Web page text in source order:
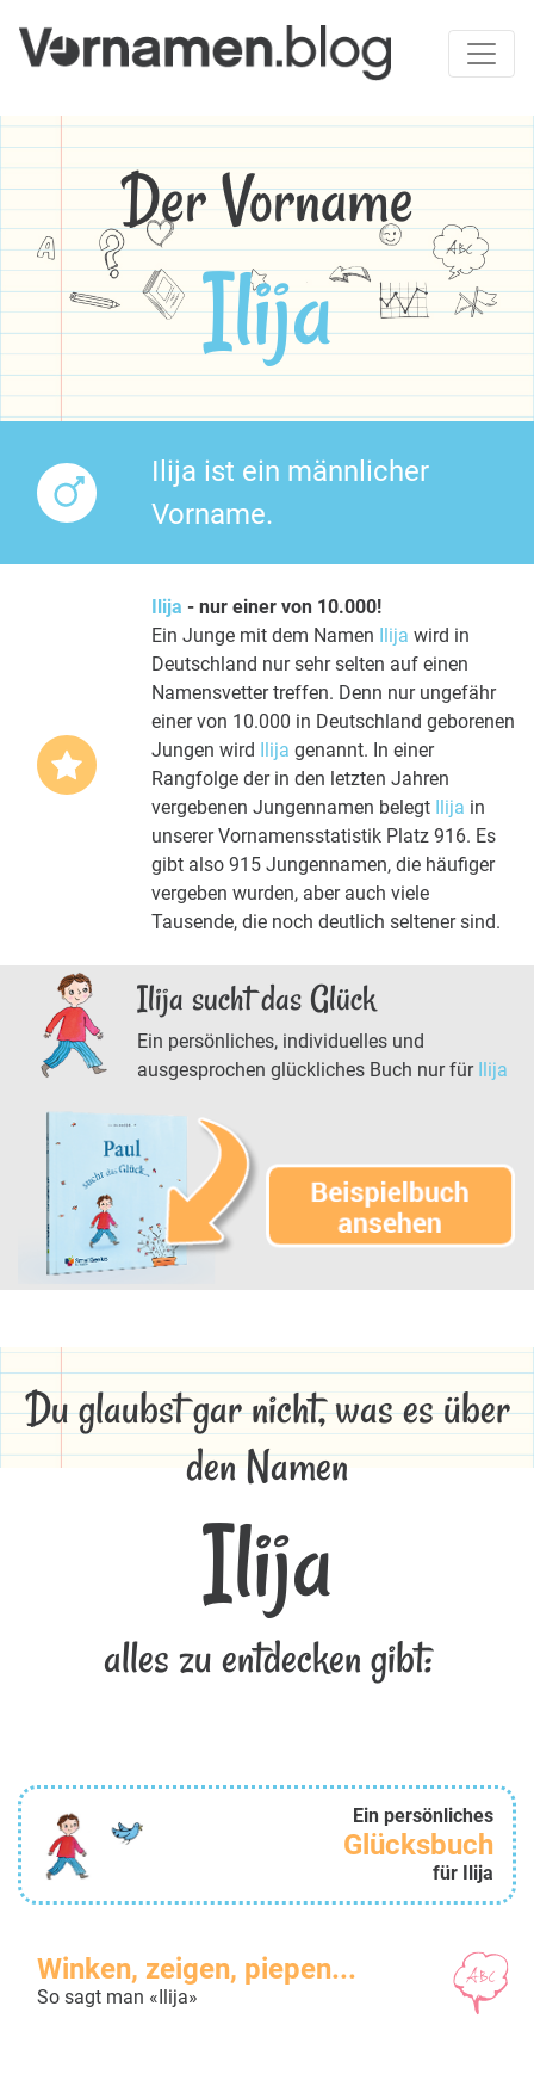
Der Vorname
Ilija
Ilija ist ein männlicher
Vorname.
Ilija - nur einer von 10.000!
Ein Junge mit dem Namen Ilija wird in
Deutschland nur sehr selten auf einen
Namensvetter treffen. Denn nur ungefähr
einer von 10.000 in Deutschland geborenen
Jungen wird Ilija genannt. In einer
Rangfolge der in den letzten Jahren
vergebenen Jungennamen belegt Ilija in
unserer Vornamensstatistik Platz 916. Es
gibt also 915 Jungennamen, die häufiger
vergeben wurden, aber auch viele
Tausende, die noch deutlich seltener sind.
Ilija sucht das Glück
Ein persönliches, individuelles und
ausgesprochen glückliches Buch nur für Ilija
Du glaubst gar nicht, was es über
den Namen
Ilija
alles zu entdecken gibt:
Ein persönliches
Glücksbuch
für Ilija
Winken, zeigen, piepen...
So sagt man «Ilija»